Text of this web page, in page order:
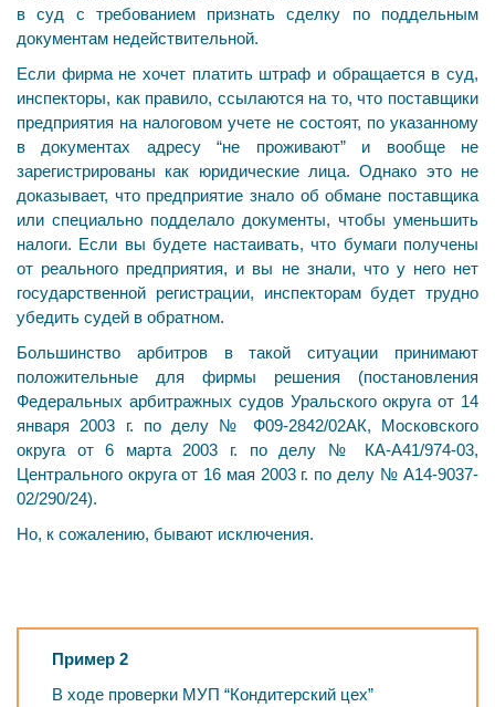
в суд с требованием признать сделку по поддельным
документам недействительной.
Если фирма не хочет платить штраф и обращается в суд,
инспекторы, как правило, ссылаются на то, что поставщики
предприятия на налоговом учете не состоят, по указанному
в документах адресу “не проживают” и вообще не
зарегистрированы как юридические лица. Однако это не
доказывает, что предприятие знало об обмане поставщика
или специально подделало документы, чтобы уменьшить
налоги. Если вы будете настаивать, что бумаги получены
от реального предприятия, и вы не знали, что у него нет
государственной регистрации, инспекторам будет трудно
убедить судей в обратном.
Большинство арбитров в такой ситуации принимают
положительные для фирмы решения (постановления
Федеральных арбитражных судов Уральского округа от 14
января 2003 г. по делу № Ф09-2842/02АК, Московского
округа от 6 марта 2003 г. по делу № КА-А41/974-03,
Центрального округа от 16 мая 2003 г. по делу № А14-9037-
02/290/24).
Но, к сожалению, бывают исключения.
Пример 2
В ходе проверки МУП “Кондитерский цех”